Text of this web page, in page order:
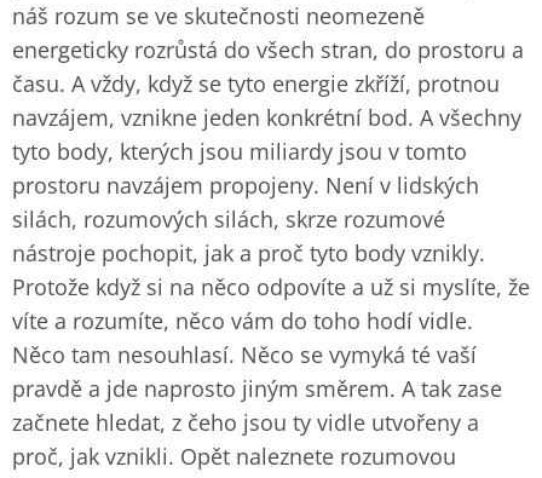
náš rozum se ve skutečnosti neomezeně
energeticky rozrůstá do všech stran, do prostoru a
času. A vždy, když se tyto energie zkříží, protnou
navzájem, vznikne jeden konkrétní bod. A všechny
tyto body, kterých jsou miliardy jsou v tomto
prostoru navzájem propojeny. Není v lidských
silách, rozumových silách, skrze rozumové
nástroje pochopit, jak a proč tyto body vznikly.
Protože když si na něco odpovíte a už si myslíte, že
víte a rozumíte, něco vám do toho hodí vidle.
Něco tam nesouhlasí. Něco se vymyká té vaší
pravdě a jde naprosto jiným směrem. A tak zase
začnete hledat, z čeho jsou ty vidle utvořeny a
proč, jak vznikli. Opět naleznete rozumovou